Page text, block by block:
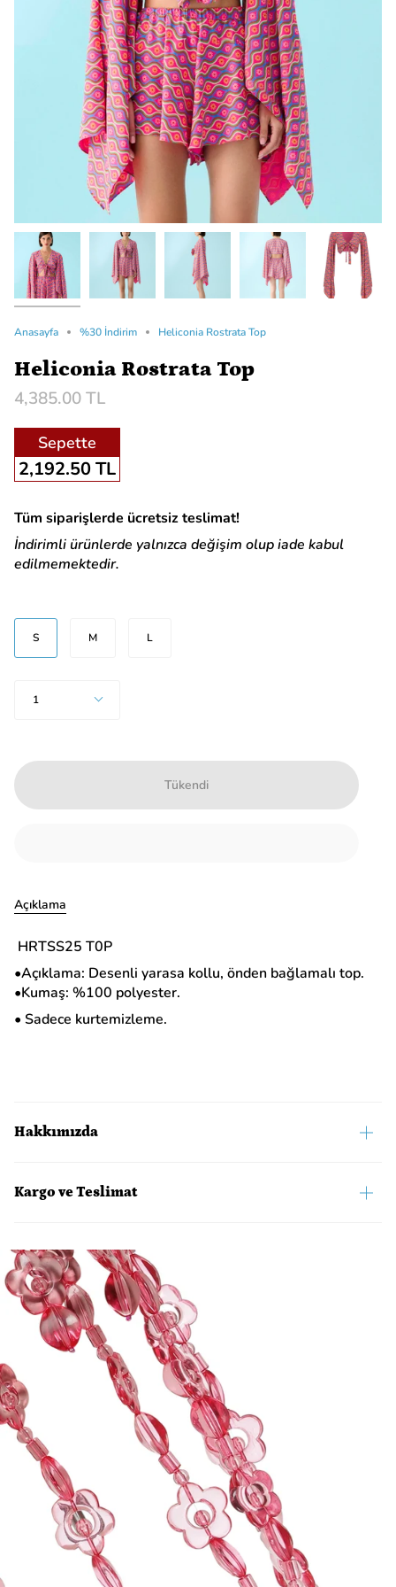
Anasayfa %30 İndirim Heliconia Rostrata Top
Heliconia Rostrata Top
4,385.00 TL
Sepette
2,192.50 TL
Tüm siparişlerde ücretsiz teslimat!
İndirimli ürünlerde yalnızca değişim olup iade kabul
edilmemektedir.
BEDEN
S
M L
1
Tükendi
Açıklama
HRTSS25 T0P
•Açıklama: Desenli yarasa kollu, önden bağlamalı top.
•Kumaş: %100 polyester.
• Sadece kurtemizleme.
Hakkımızda
Kargo ve Teslimat